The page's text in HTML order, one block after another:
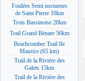
Foulées Semi nocturnes
de Saint Pierre 10km
Trois Bassinoise 28km
Trail Grand Bénare 50km
Beachcomber Trail Ile
Maurice (65 km)
Trail de la Rivière des
Galets 15km
Trail de la Rivière des